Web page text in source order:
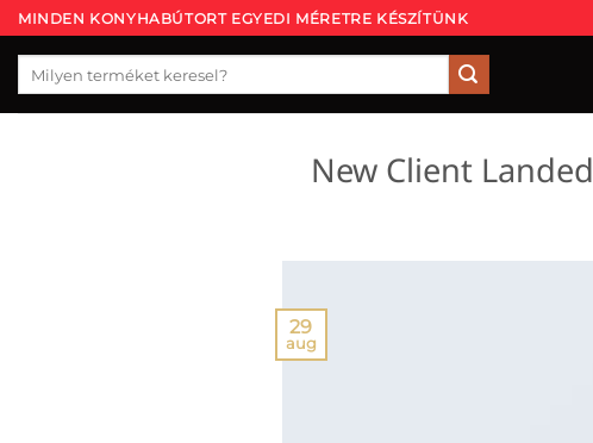
Skip
to
content
MINDEN KONYHABÚTORT EGYEDI MÉRETRE KÉSZÍTÜNK
következőre:
New Client Landed
29
aug